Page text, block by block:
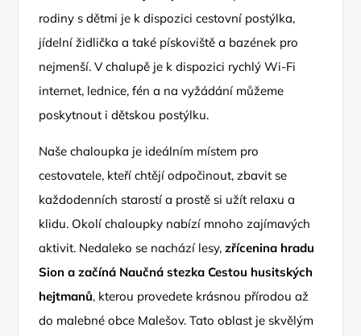
rodiny s dětmi je k dispozici cestovní postýlka,
jídelní židlička a také pískoviště a bazének pro
nejmenší. V chalupě je k dispozici rychlý Wi-Fi
internet, lednice, fén a na vyžádání můžeme
poskytnout i dětskou postýlku.
Naše chaloupka je ideálním místem pro
cestovatele, kteří chtějí odpočinout, zbavit se
každodenních starostí a prostě si užít relaxu a
klidu. Okolí chaloupky nabízí mnoho zajímavých
aktivit. Nedaleko se nachází lesy, zřícenina hradu
Sion a začíná Naučná stezka Cestou husitských
hejtmanů, kterou provedete krásnou přírodou až
do malebné obce Malešov. Tato oblast je skvělým